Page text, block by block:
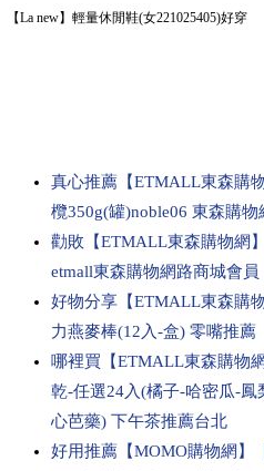
【La new】輕量休閒鞋(女221025405)好穿
真心推薦【ETMALL東森購
欖350g(罐)noble06 東森購物
勸敗【ETMALL東森購物網
etmall東森購物網路商城會員
好物分享【ETMALL東森購
力燕麥棒(12入-盒) 零嘴推薦
哪裡買【ETMALL東森購物
乾-任選24入(橘子-哈密瓜-
心芭藥) 下午茶推薦台北
好用推薦【MOMO購物網】